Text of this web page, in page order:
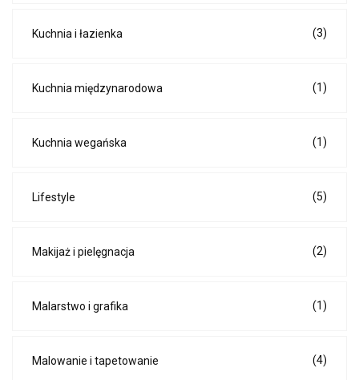
Kuchnia i łazienka (3)
Kuchnia międzynarodowa (1)
Kuchnia wegańska (1)
Lifestyle (5)
Makijaż i pielęgnacja (2)
Malarstwo i grafika (1)
Malowanie i tapetowanie (4)